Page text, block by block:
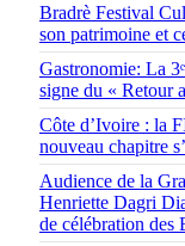
Bradrè Festival
son patrimoine et
Gastronomie: La
signe du « Retour
Côte d’Ivoire : la
nouveau chapitre
Audience de la
Henriette Dagri
de célébration des